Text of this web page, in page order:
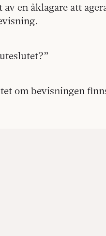
av en åklagare att
om bevisningen